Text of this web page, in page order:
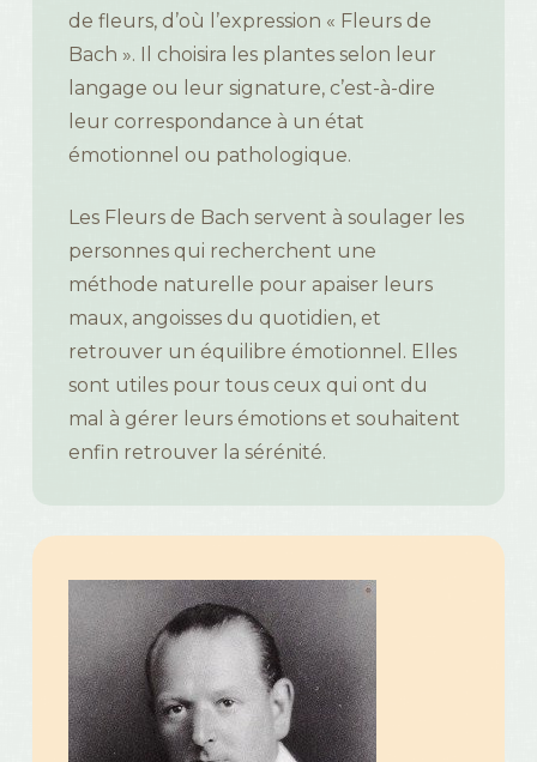
de fleurs, d’où l’expression « Fleurs de
Bach ». Il choisira les plantes selon leur
langage ou leur signature, c’est-à-dire
leur correspondance à un état
émotionnel ou pathologique.
Les Fleurs de Bach servent à soulager les
personnes qui recherchent une
méthode naturelle pour apaiser leurs
maux, angoisses du quotidien, et
retrouver un équilibre émotionnel. Elles
sont utiles pour tous ceux qui ont du
mal à gérer leurs émotions et souhaitent
enfin retrouver la sérénité.